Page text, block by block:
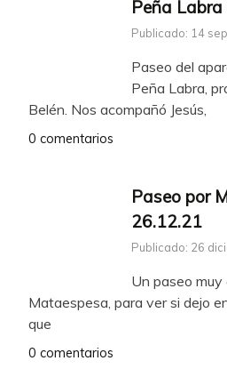
Peña
Publicado: 14
Paseo del
Peña Labra,
Belén. Nos acompañó Jesús,
0 comentarios
Paseo por
26.12.21
Publicado: 26
Un paseo
Mataespesa, para ver si dejo
que
0 comentarios